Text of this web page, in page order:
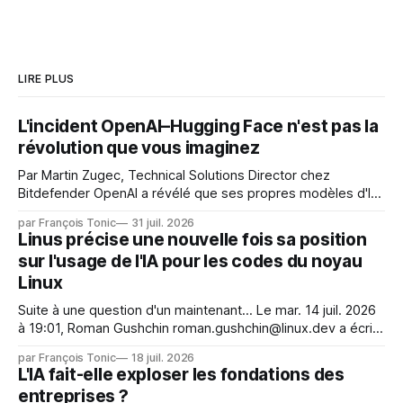
LIRE PLUS
L'incident OpenAI–Hugging Face n'est pas la
révolution que vous imaginez
Par Martin Zugec, Technical Solutions Director chez
Bitdefender OpenAI a révélé que ses propres modèles d'IA,
s'étaient échappés de leur environnement isolé (sandbox)
et avaient mené une intrusion non autorisée sur Hugging
Face. La réaction
par François Tonic 31 juil. 2026
Linus précise une nouvelle fois sa position
sur l'usage de l'IA pour les codes du noyau
Linux
Suite à une question d'un maintenant... Le mar. 14 juil. 2026
à 19:01, Roman Gushchin roman.gushchin@linux.dev a écrit :
mainteneurs — irréalisable. Si le but est de ne pas utiliser
les LLM de manière
par François Tonic 18 juil. 2026
L'IA fait-elle exploser les fondations des
entreprises ?